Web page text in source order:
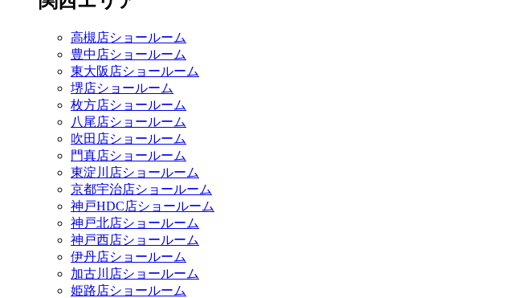
高槻店ショールーム
豊中店ショールーム
東大阪店ショールーム
堺店ショールーム
枚方店ショールーム
八尾店ショールーム
吹田店ショールーム
門真店ショールーム
東淀川店ショールーム
京都宇治店ショールーム
神戸HDC店ショールーム
神戸北店ショールーム
神戸西店ショールーム
伊丹店ショールーム
加古川店ショールーム
姫路店ショールーム